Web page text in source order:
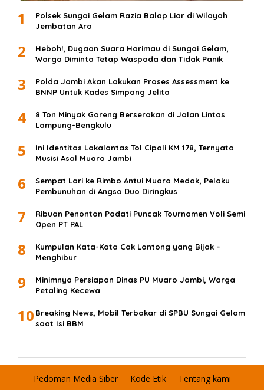
1
Polsek Sungai Gelam Razia Balap Liar di Wilayah
Jembatan Aro
2
Heboh!, Dugaan Suara Harimau di Sungai Gelam,
Warga Diminta Tetap Waspada dan Tidak Panik
3
Polda Jambi Akan Lakukan Proses Assessment ke
BNNP Untuk Kades Simpang Jelita
4
8 Ton Minyak Goreng Berserakan di Jalan Lintas
Lampung-Bengkulu
5
Ini Identitas Lakalantas Tol Cipali KM 178, Ternyata
Musisi Asal Muaro Jambi
6
Sempat Lari ke Rimbo Antui Muaro Medak, Pelaku
Pembunuhan di Angso Duo Diringkus
7
Ribuan Penonton Padati Puncak Tournamen Voli Semi
Open PT PAL
8
Kumpulan Kata-Kata Cak Lontong yang Bijak –
Menghibur
9
Minimnya Persiapan Dinas PU Muaro Jambi, Warga
Petaling Kecewa
10 Breaking News, Mobil Terbakar di SPBU Sungai Gelam
saat Isi BBM
Pedoman Media Siber Kode Etik
Tentang kami